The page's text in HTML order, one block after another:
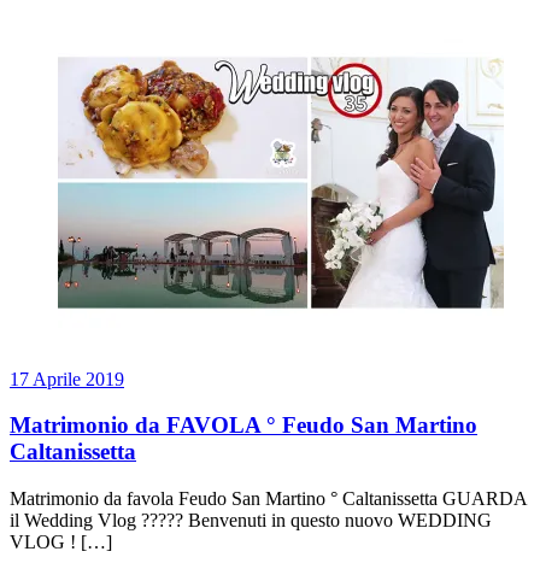
17 Aprile 2019
Matrimonio da FAVOLA ° Feudo San Martino
Caltanissetta
Matrimonio da favola Feudo San Martino ° Caltanissetta GUARDA
il Wedding Vlog ????? Benvenuti in questo nuovo WEDDING
VLOG ! […]